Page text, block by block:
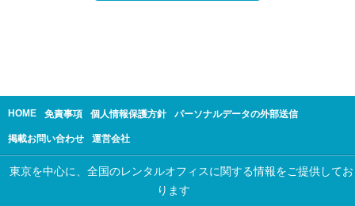
HOME 免責事項 個人情報保護方針 パーソナルデータの外部送信
掲載お問い合わせ 運営会社
東京を中心に、全国のレンタルオフィスに関する情報をご提供してお
ります